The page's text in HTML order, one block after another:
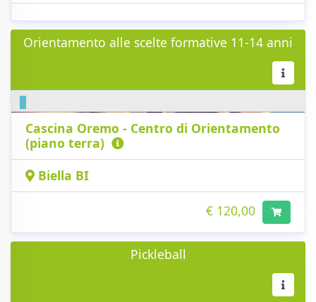
Orientamento alle scelte formative 11-14 anni
Cascina Oremo - Centro di Orientamento
(piano terra)
Biella BI
€ 120,00
Pickleball